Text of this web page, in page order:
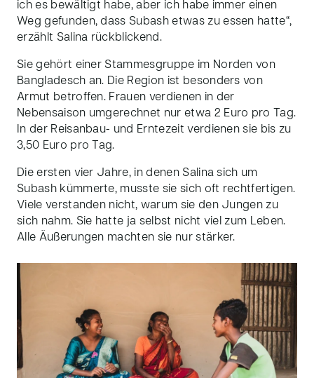
ich es bewältigt habe, aber ich habe immer einen
Weg gefunden, dass Subash etwas zu essen hatte“,
erzählt Salina rückblickend.
Sie gehört einer Stammesgruppe im Norden von
Bangladesch an. Die Region ist besonders von
Armut betroffen. Frauen verdienen in der
Nebensaison umgerechnet nur etwa 2 Euro pro Tag.
In der Reisanbau- und Erntezeit verdienen sie bis zu
3,50 Euro pro Tag.
Die ersten vier Jahre, in denen Salina sich um
Subash kümmerte, musste sie sich oft rechtfertigen.
Viele verstanden nicht, warum sie den Jungen zu
sich nahm. Sie hatte ja selbst nicht viel zum Leben.
Alle Äußerungen machten sie nur stärker.